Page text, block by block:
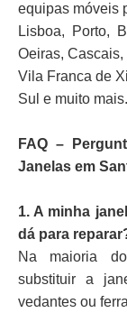
equipas móveis
Lisboa, Porto,
Oeiras,
Vila Franca de
Sul e muito mais.
FAQ –
Janelas em
1. A minha
dá para
Na maioria
substituir a
vedantes ou